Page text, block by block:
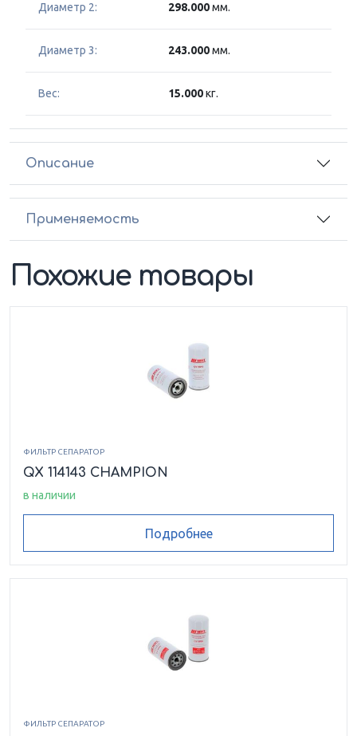
Диаметр 2: 298.000мм.
Диаметр 3: 243.000мм.
Вес: 15.000кг.
Описание
Применяемость
Похожие товары
ФИЛЬТР СЕПАРАТОР
QX 114143 CHAMPION
в наличии
Подробнее
ФИЛЬТР СЕПАРАТОР